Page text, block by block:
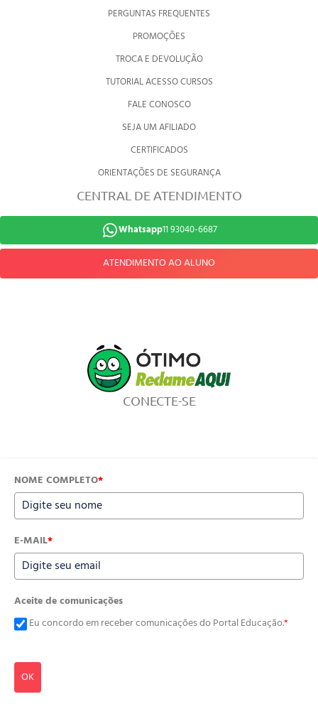
PERGUNTAS FREQUENTES
PROMOÇÕES
TROCA E DEVOLUÇÃO
TUTORIAL ACESSO CURSOS
FALE CONOSCO
SEJA UM AFILIADO
CERTIFICADOS
ORIENTAÇÕES DE SEGURANÇA
CENTRAL DE ATENDIMENTO
Whatsapp11 93040-6687
ATENDIMENTO AO ALUNO
CONECTE-SE
NOME COMPLETO*
E-MAIL*
Aceite de comunicações
Eu concordo em receber comunicações do Portal Educação.*
OK